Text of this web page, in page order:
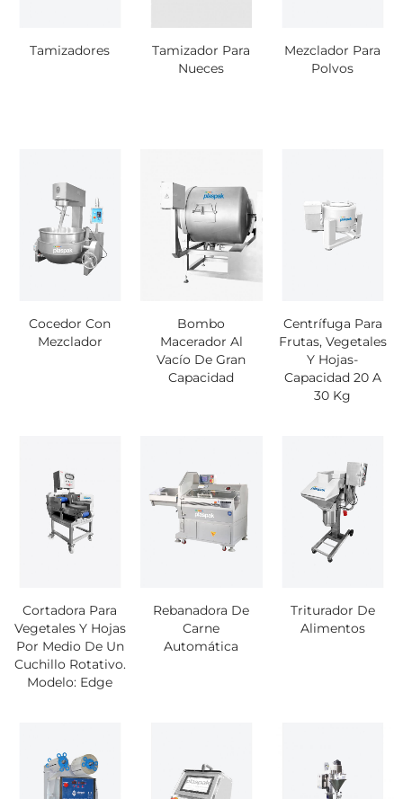
Tamizadores
Tamizador Para
Nueces
Mezclador Para
Polvos
Cocedor Con
Mezclador
Bombo
Macerador Al
Vacío De Gran
Capacidad
Centrífuga Para
Frutas, Vegetales
Y Hojas-
Capacidad 20 A
30 Kg
Cortadora Para
Vegetales Y Hojas
Por Medio De Un
Cuchillo Rotativo.
Modelo: Edge
Rebanadora De
Carne
Automática
Triturador De
Alimentos